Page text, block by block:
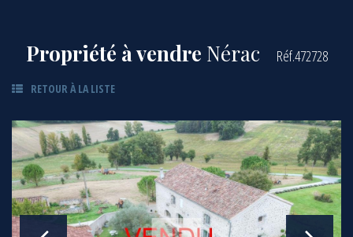
Propriété à vendre Nérac Réf.472728
RETOUR À LA LISTE